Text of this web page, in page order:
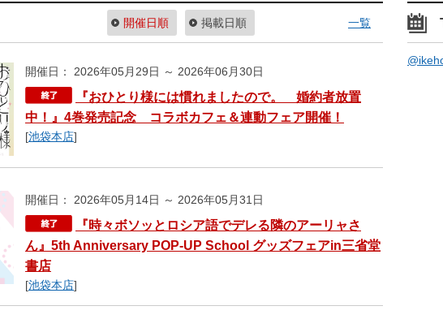
一覧
掲載日順
開催日順
開催日： 2026年05月29日 ～ 2026年06月30日
『おひとり様には慣れましたので。 婚約者放置
中！』4巻発売記念 コラボカフェ＆連動フェア開催！
[池袋本店]
開催日： 2026年05月14日 ～ 2026年05月31日
『時々ボソッとロシア語でデレる隣のアーリャさ
ん』5th Anniversary POP-UP School グッズフェアin三省堂
書店
[池袋本店]